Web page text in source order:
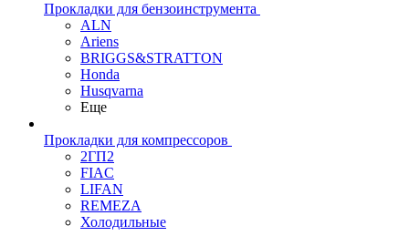
Прокладки для бензоинструмента
ALN
Ariens
BRIGGS&STRATTON
Honda
Husqvarna
Еще
Прокладки для компрессоров
2ГП2
FIAC
LIFAN
REMEZA
Холодильные